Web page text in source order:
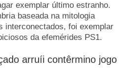
exemplar último estranho.
baseada na mitologia
interconectados, foi exemplar
da efemérides PS1.
arruíi contêrmino jogo